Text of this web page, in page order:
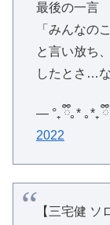
最後の一言
「みんなの
と言い放ち
したとさ…
— °₊ ྀི｡* ｡*₊
2022
【三宅健 ソ